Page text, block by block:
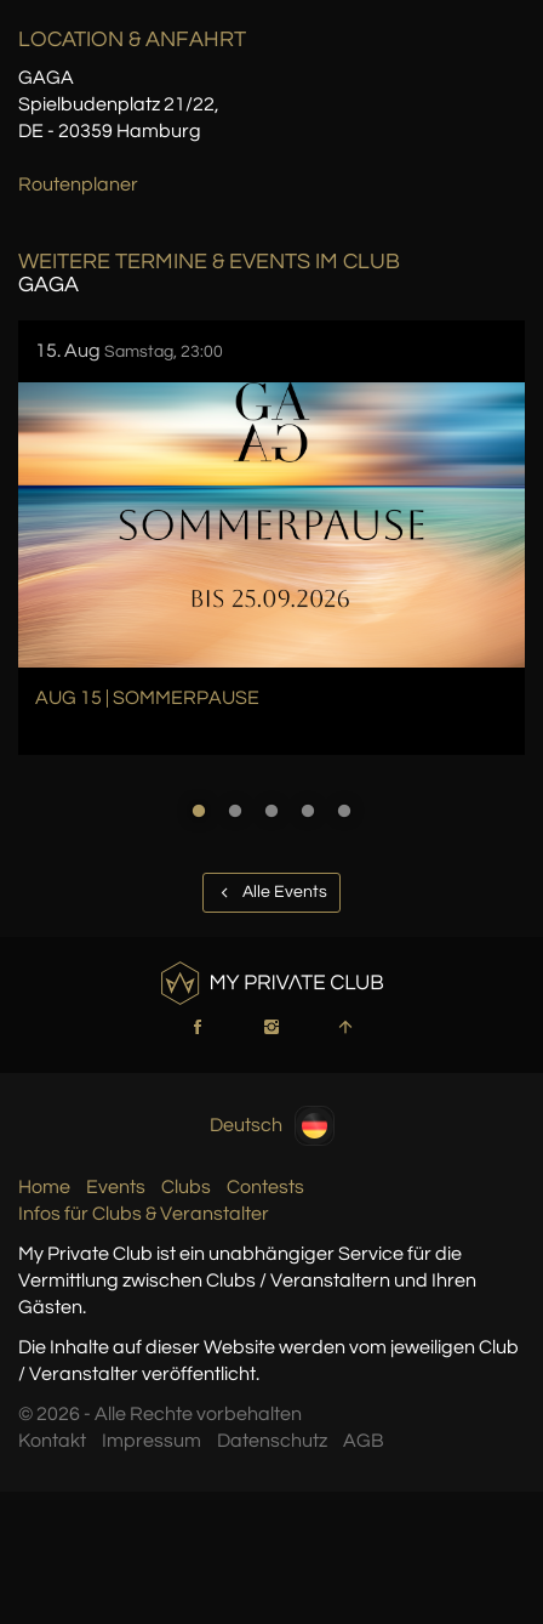
LOCATION & ANFAHRT
GAGA
Spielbudenplatz 21/22,
DE - 20359 Hamburg
Routenplaner
WEITERE TERMINE & EVENTS IM CLUB
GAGA
15. Aug Samstag, 23:00
AUG 15 | SOMMERPAUSE
Alle Events
Deutsch
Home Events Clubs
Contests
Infos für Clubs & Veranstalter
My Private Club ist ein unabhängiger Servicefür die
Vermittlung zwischen Clubs / Veranstaltern und Ihren
Gästen.
Die Inhalte auf dieser Website werden vom jeweiligen Club
/ Veranstalter veröffentlicht.
© 2026 - Alle Rechte vorbehalten
Kontakt
Impressum Datenschutz AGB